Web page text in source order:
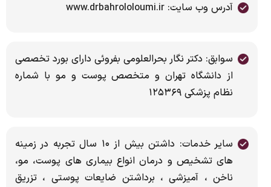
آدرس وب سایت: www.drbahrololoumi.ir
سوابق: دکتر نگار بحرالعلومی بفروئی دارای بورد تخصصی
از دانشگاه تهران و متخصص پوست و مو با شماره
نظام پزشکی ۱۲۵۳۶۹
سایر خدمات: داشتن بیش از ۱۰ سال تجربه در زمینه
های تشخیص و درمان انواع بیماری های پوست، مو،
ناخن ، آمیزشی ، برداشتن ضایعات پوستی ، تزریق